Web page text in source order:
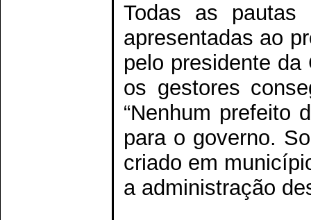
Todas as pautas
apresentadas ao
pelo presidente
os gestores
“Nenhum prefeito
para o governo.
criado em
a administração